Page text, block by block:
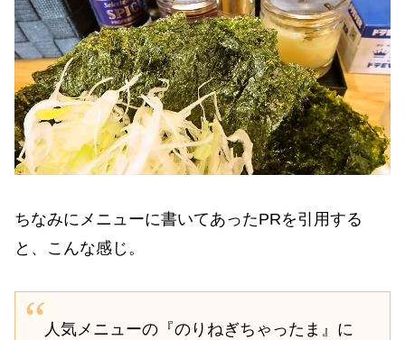
ちなみにメニューに書いてあったPRを引用する
と、こんな感じ。
人気メニューの『のりねぎちゃったま』に